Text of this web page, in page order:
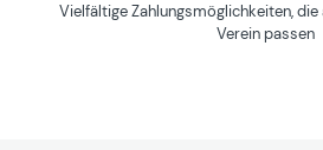
Vielfältige Zahlungsmöglichkeiten,
Verein passen